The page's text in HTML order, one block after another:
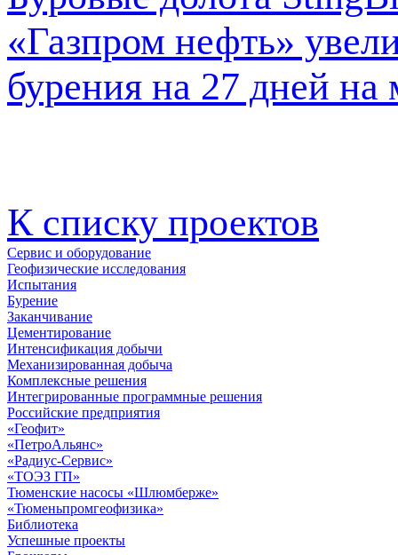
«Газпром нефть»
бурения на 27 дней
К списку проектов
Сервис и оборудование
Геофизические исследования
Испытания
Бурение
Заканчивание
Цементирование
Интенсификация добычи
Механизированная добыча
Комплексные решения
Интегрированные программные решения
Российские предприятия
«Геофит»
«ПетроАльянс»
«Радиус-Сервис»
«ТОЭЗ ГП»
Тюменские насосы «Шлюмберже»
«Тюменьпромгеофизика»
Библиотека
Успешные проекты